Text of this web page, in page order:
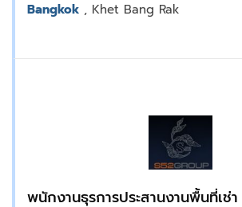
Bangkok , Khet Bang Rak
พนักงานธุรการประสานงานพื้นที่เช่า